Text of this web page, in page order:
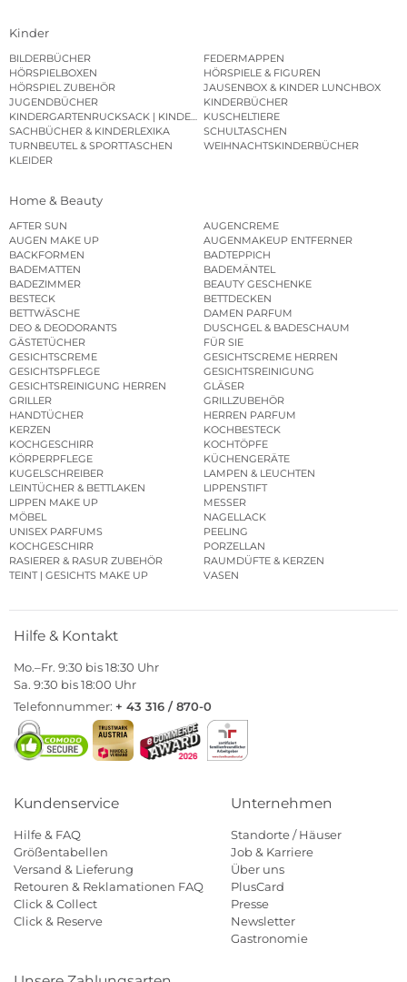
Kinder
BILDERBÜCHER
FEDERMAPPEN
HÖRSPIELBOXEN
HÖRSPIELE & FIGUREN
HÖRSPIEL ZUBEHÖR
JAUSENBOX & KINDER LUNCHBOX
JUGENDBÜCHER
KINDERBÜCHER
KINDERGARTENRUCKSACK | KINDERGARTENBEUTEL
KUSCHELTIERE
SACHBÜCHER & KINDERLEXIKA
SCHULTASCHEN
TURNBEUTEL & SPORTTASCHEN
WEIHNACHTSKINDERBÜCHER
KLEIDER
Home & Beauty
AFTER SUN
AUGENCREME
AUGEN MAKE UP
AUGENMAKEUP ENTFERNER
BACKFORMEN
BADTEPPICH
BADEMATTEN
BADEMÄNTEL
BADEZIMMER
BEAUTY GESCHENKE
BESTECK
BETTDECKEN
BETTWÄSCHE
DAMEN PARFUM
DEO & DEODORANTS
DUSCHGEL & BADESCHAUM
GÄSTETÜCHER
FÜR SIE
GESICHTSCREME
GESICHTSCREME HERREN
GESICHTSPFLEGE
GESICHTSREINIGUNG
GESICHTSREINIGUNG HERREN
GLÄSER
GRILLER
GRILLZUBEHÖR
HANDTÜCHER
HERREN PARFUM
KERZEN
KOCHBESTECK
KOCHGESCHIRR
KOCHTÖPFE
KÖRPERPFLEGE
KÜCHENGERÄTE
KUGELSCHREIBER
LAMPEN & LEUCHTEN
LEINTÜCHER & BETTLAKEN
LIPPENSTIFT
LIPPEN MAKE UP
MESSER
MÖBEL
NAGELLACK
UNISEX PARFUMS
PEELING
KOCHGESCHIRR
PORZELLAN
RASIERER & RASUR ZUBEHÖR
RAUMDÜFTE & KERZEN
TEINT | GESICHTS MAKE UP
VASEN
Hilfe & Kontakt
Mo.–Fr. 9:30 bis 18:30 Uhr
Sa. 9:30 bis 18:00 Uhr
Telefonnummer: + 43 316 / 870-0
Kundenservice
Hilfe & FAQ
Größentabellen
Versand & Lieferung
Retouren & Reklamationen FAQ
Click & Collect
Click & Reserve
Unternehmen
Standorte / Häuser
Job & Karriere
Über uns
PlusCard
Presse
Newsletter
Gastronomie